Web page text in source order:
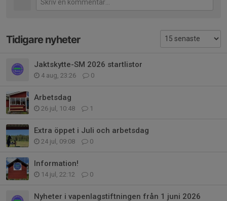
Tidigare nyheter
Jaktskytte-SM 2026 startlistor
4 aug, 23:26 0
Arbetsdag
26 jul, 10:48 1
Extra öppet i Juli och arbetsdag
24 jul, 09:08 0
Information!
14 jul, 22:12 0
Nyheter i vapenlagstiftningen från 1 juni 2026